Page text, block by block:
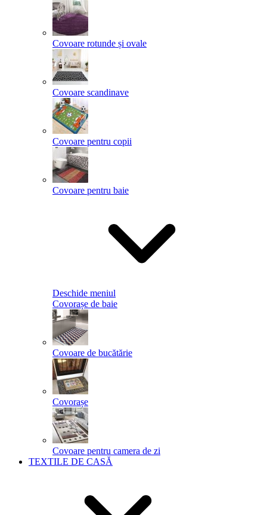
Covoare rotunde și ovale
Covoare scandinave
Covoare pentru copii
Covoare pentru baie
Deschide meniul
Covorașe de baie
Covoare de bucătărie
Covorașe
Covoare pentru camera de zi
TEXTILE DE CASĂ